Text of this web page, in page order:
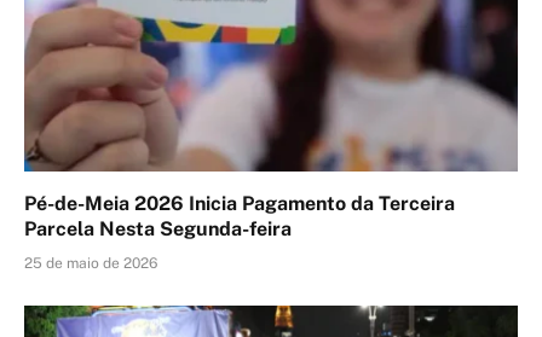
Pé-de-Meia 2026 Inicia Pagamento da Terceira
Parcela Nesta Segunda-feira
25 de maio de 2026